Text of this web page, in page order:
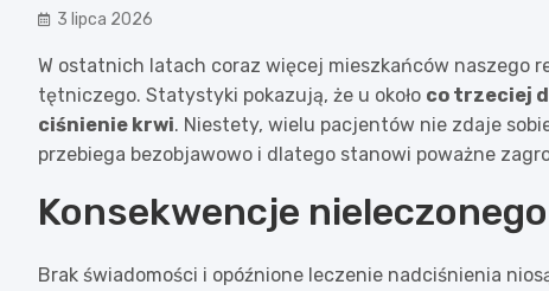
3 lipca 2026
W ostatnich latach coraz więcej mieszkańców naszego
tętniczego. Statystyki pokazują, że u około co trzeciej
ciśnienie krwi. Niestety, wielu pacjentów nie zdaje
przebiega bezobjawowo i dlatego stanowi poważne
Konsekwencje
Brak świadomości i opóźnione leczenie nadciśnienia